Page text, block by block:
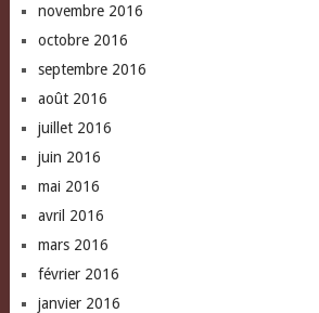
novembre 2016
octobre 2016
septembre 2016
août 2016
juillet 2016
juin 2016
mai 2016
avril 2016
mars 2016
février 2016
janvier 2016